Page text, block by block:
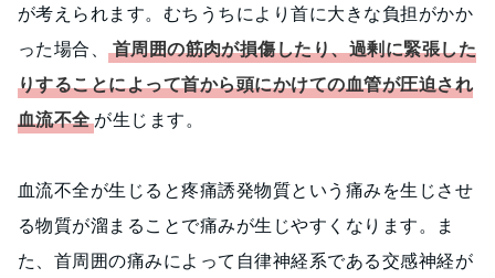
が考えられます。むちうちにより首に大きな負担がかか
った場合、首周囲の筋肉が損傷したり、過剰に緊張した
りすることによって首から頭にかけての血管が圧迫され
血流不全 が生じます。
血流不全が生じると疼痛誘発物質という痛みを生じさせ
る物質が溜まることで痛みが生じやすくなります。ま
た、首周囲の痛みによって自律神経系である交感神経が